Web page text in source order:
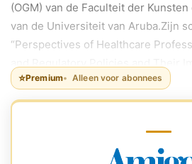
(OGM) van de Faculteit der
van de Universiteit van Aruba.Zijn
“Perspectives of Healthcare
Supply Chain in Aruba”, werd
afstudeercommissie bestaande uit
⭐Premium Alleen voor abonnees